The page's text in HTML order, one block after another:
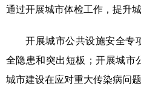
通过开展城市体检工作，提升
开展城市公共设施安全专
全隐患和突出短板；开展城市
城市建设在应对重大传染病问